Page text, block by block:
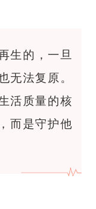
生的，一旦
无法复原。
活质量的核
而是守护他